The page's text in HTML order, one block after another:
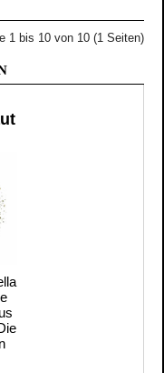
1 bis 10 von 10 (1 Seiten)